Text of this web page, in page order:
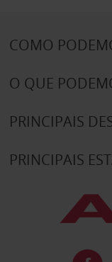
COMO
O QUE
PRINCIPAIS
PRINCIPAIS